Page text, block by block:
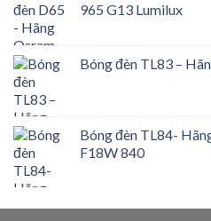
965 G13 Lumilux
Bóng đèn TL83 –
Bóng đèn TL84-
F18W 840